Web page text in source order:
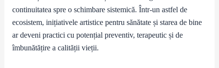
continuitatea spre o schimbare sistemică. Într-un astfel de
ecosistem, inițiativele artistice pentru sănătate și starea de bine
ar deveni practici cu potențial preventiv, terapeutic și de
îmbunătățire a calității vieții.